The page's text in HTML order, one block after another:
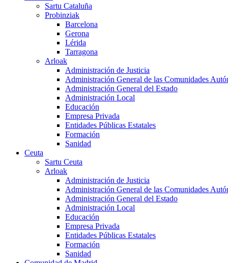
Sartu Cataluña
Probinziak
Barcelona
Gerona
Lérida
Tarragona
Arloak
Administración de Justicia
Administración General de las Comunidades
Administración General del Estado
Administración Local
Educación
Empresa Privada
Entidades Públicas Estatales
Formación
Sanidad
Ceuta
Sartu Ceuta
Arloak
Administración de Justicia
Administración General de las Comunidades
Administración General del Estado
Administración Local
Educación
Empresa Privada
Entidades Públicas Estatales
Formación
Sanidad